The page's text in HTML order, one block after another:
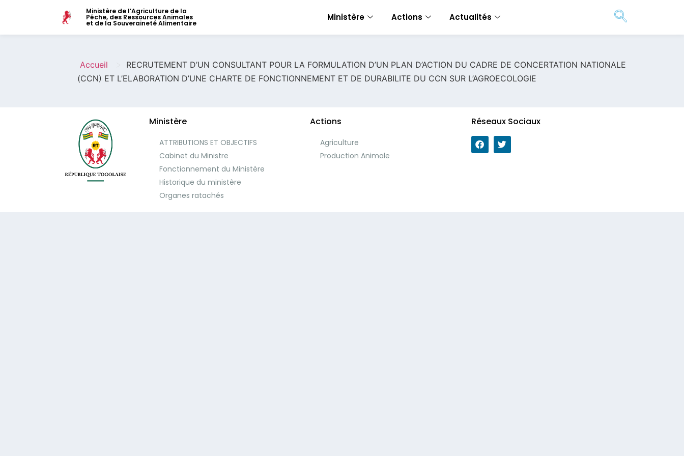
Ministère de l’Agriculture de la
Pêche, des Ressources Animales
et de la Souveraineté Alimentaire
Ministère Actions Actualités
Accueil
RECRUTEMENT D’UN CONSULTANT POUR LA FORMULATION D’UN PLAN D’ACTION DU CADRE DE CONCERTATION NATIONALE
(CCN) ET L’ELABORATION D’UNE CHARTE DE FONCTIONNEMENT ET DE DURABILITE DU CCN SUR L’AGROECOLOGIE
Ministère
ATTRIBUTIONS ET OBJECTIFS
Cabinet du Ministre
Fonctionnement du Ministère
Historique du ministère
Organes ratachés
Actions
Agriculture
Production Animale
Réseaux Sociaux